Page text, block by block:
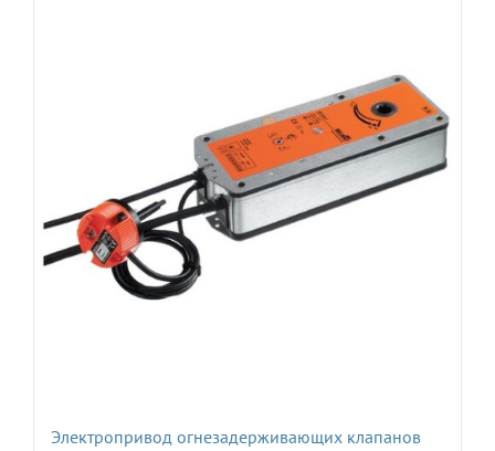
Электропривод огнезадерживающих клапанов